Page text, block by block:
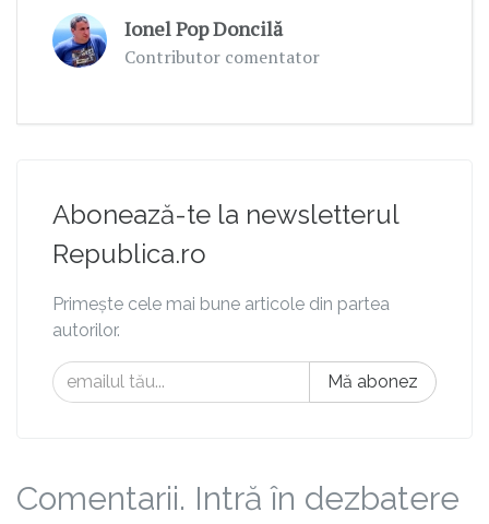
Ionel Pop Doncilă
Contributor comentator
Abonează-te la newsletterul
Republica.ro
Primește cele mai bune articole din partea
autorilor.
Mă abonez
Comentarii. Intră în dezbatere